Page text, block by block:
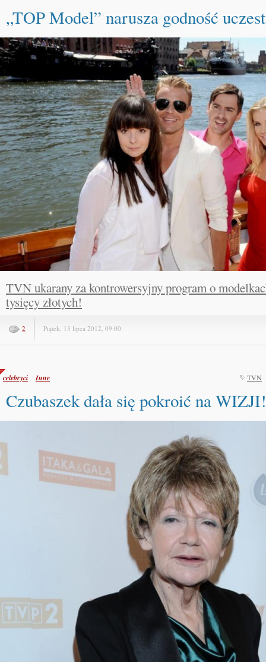
„TOP Model” narusza godność
TVN ukarany za kontrowersyjny program o
tysięcy złotych!
2 Piątek, 13 lipca 2012, 09:00
celebryci Inne TVN
Czubaszek dała się pokroić na WIZJI!